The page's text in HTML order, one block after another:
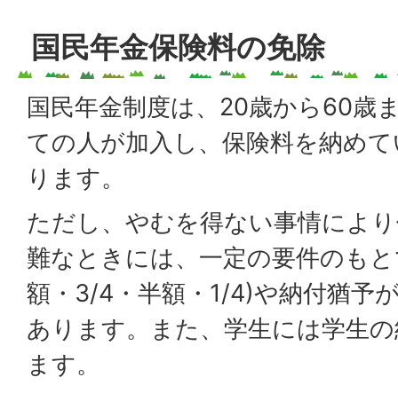
国民年金保険料の免除
国民年金制度は、20歳から60歳
ての人が加入し、保険料を納め
ります。
ただし、やむを得ない事情によ
難なときには、一定の要件のも
額・3/4・半額・1/4)や納付猶予
あります。また、学生には学生
ます。